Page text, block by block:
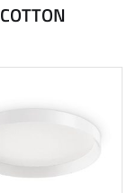
COTTON